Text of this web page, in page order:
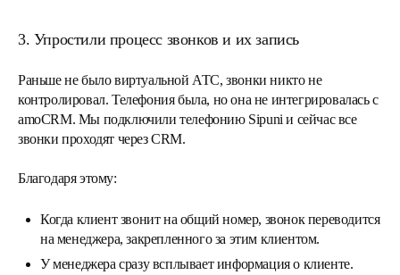
3. Упростили процесс звонков и их запись
Раньше не было виртуальной АТС, звонки никто не
контролировал. Телефония была, но она не интегрировалась с
amoCRM. Мы подключили телефонию Sipuni и сейчас все
звонки проходят через CRM.
Благодаря этому:
Когда клиент звонит на общий номер, звонок переводится
на менеджера, закрепленного за этим клиентом.
У менеджера сразу всплывает информация о клиенте.